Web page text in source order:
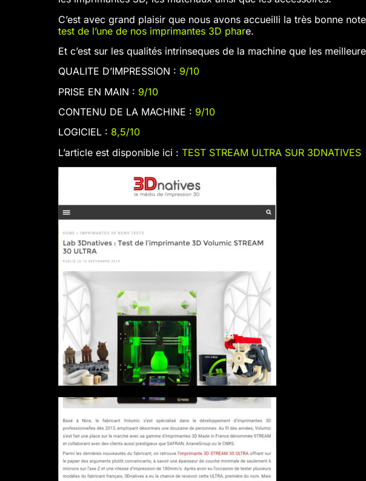
C’est avec grand plaisir que nous avons accueilli la très bonne
test de l’une de nos imprimantes 3D phare.
Et c’est sur les qualités intrinseques de la machine que les
QUALITE D’IMPRESSION : 9/10
PRISE EN MAIN : 9/10
CONTENU DE LA MACHINE : 9/10
LOGICIEL : 8,5/10
L’article est disponible ici : TEST STREAM ULTRA SUR 3DNATIVES